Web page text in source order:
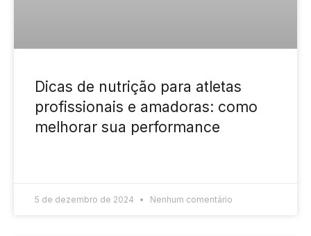
Dicas de nutrição para atletas
profissionais e amadoras: como
melhorar sua performance
5 de dezembro de 2024 Nenhum comentário